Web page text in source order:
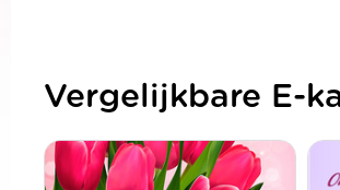
Vergelijkbare E-